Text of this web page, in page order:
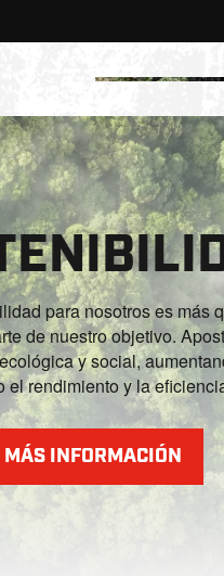
para nosotros es más
de nuestro objetivo.
y social,
el rendimiento y la
MÁS INFORMACIÓN